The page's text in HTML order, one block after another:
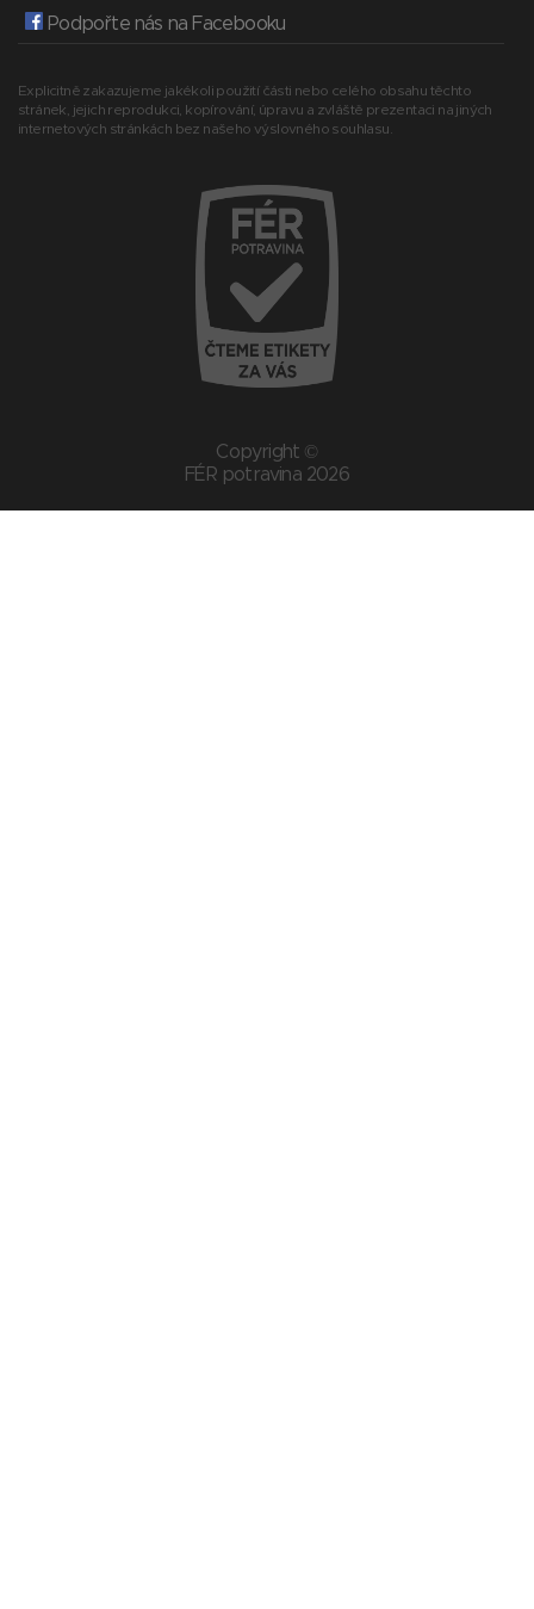
Podpořte nás na Facebooku
Explicitně zakazujeme jakékoli použití části nebo celého obsahu těchto
stránek, jejich reprodukci, kopírování, úpravu a zvláště prezentaci na jiných
internetových stránkách bez našeho výslovného souhlasu.
Copyright ©
FÉR potravina 2026